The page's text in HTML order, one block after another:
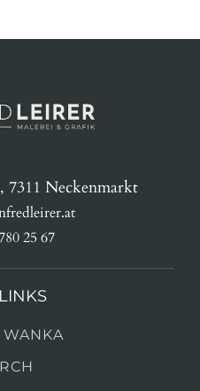
7311 Neckenmarkt
25 67
WANKA